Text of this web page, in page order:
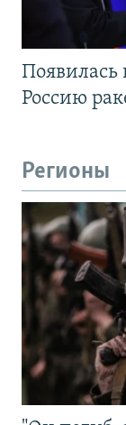
Появилась
Россию
Регионы